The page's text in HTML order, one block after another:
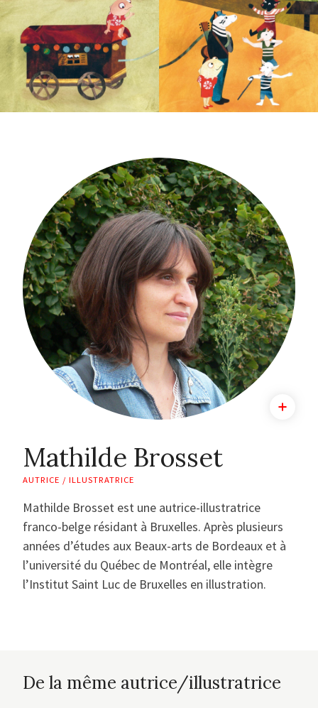
Mathilde Brosset
AUTRICE / ILLUSTRATRICE
Mathilde Brosset est une autrice-illustratrice
franco-belge résidant à Bruxelles. Après plusieurs
années d’études aux Beaux-arts de Bordeaux et à
l’université du Québec de Montréal, elle intègre
l’Institut Saint Luc de Bruxelles en illustration.
De la même autrice/illustratrice